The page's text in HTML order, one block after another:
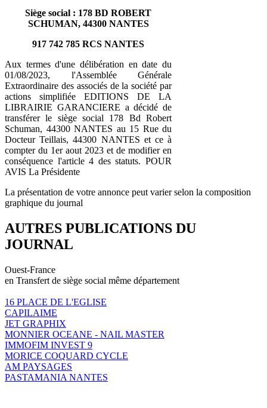
Siège social : 178 BD ROBERT
SCHUMAN, 44300 NANTES
917 742 785 RCS NANTES
Aux termes d'une délibération en date du
01/08/2023, l'Assemblée Générale
Extraordinaire des associés de la société par
actions simplifiée EDITIONS DE LA
LIBRAIRIE GARANCIERE a décidé de
transférer le siège social 178 Bd Robert
Schuman, 44300 NANTES au 15 Rue du
Docteur Teillais, 44300 NANTES et ce à
compter du 1er aout 2023 et de modifier en
conséquence l'article 4 des statuts. POUR
AVIS La Présidente
La présentation de votre annonce peut varier selon la composition
graphique du journal
AUTRES PUBLICATIONS DU
JOURNAL
Ouest-France
en Transfert de siège social même département
16 PLACE DE L'EGLISE
CAPILAIME
JET GRAPHIX
MONNIER OCEANE - NAIL MASTER
IMMOFIM INVEST 9
MORICE COQUARD CYCLE
AM PAYSAGES
PASTAMANIA NANTES